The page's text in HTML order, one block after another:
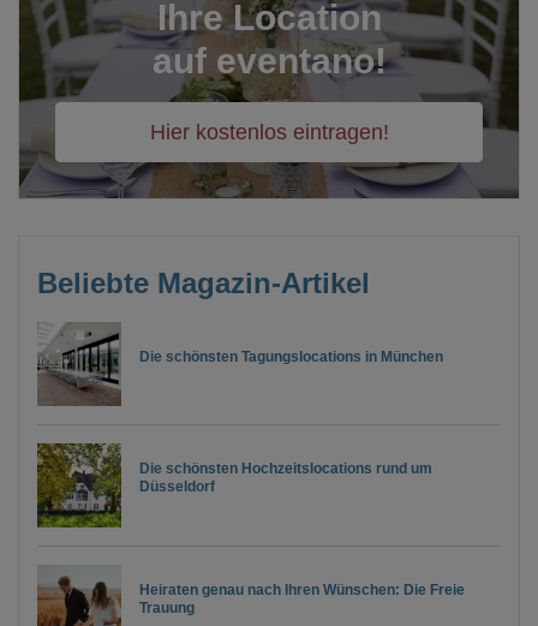
Ihre Location
auf eventano!
Hier kostenlos eintragen!
Beliebte Magazin-Artikel
Die schönsten Tagungslocations in München
Die schönsten Hochzeitslocations rund um
Düsseldorf
Heiraten genau nach Ihren Wünschen: Die Freie
Trauung